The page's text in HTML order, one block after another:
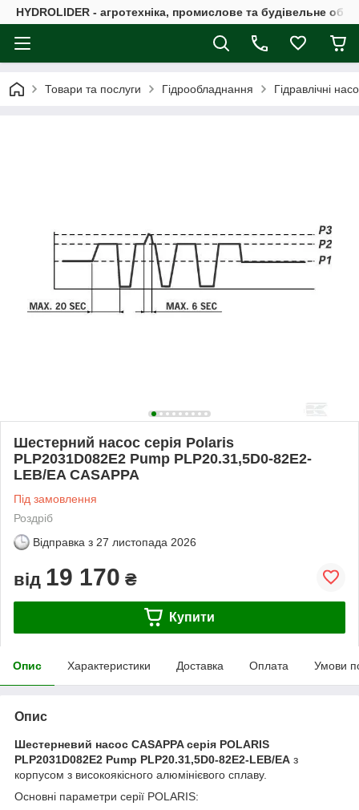
HYDROLIDER - агротехніка, промислове та будівельне
Товари та послуги Гідрообладнання Гідравлічні
Шестерний насос серія Polaris
PLP2031D082E2 Pump PLP20.31,5D0-82E2-
LEB/EA CASAPPA
Під замовлення
Роздріб
Відправка з 27 листопада 2026
від 19 170 ₴
Купити
Опис Характеристики Доставка Оплата Умови
Опис
Шестерневий насос CASAPPA серія POLARIS
PLP2031D082E2 Pump PLP20.31,5D0-82E2-LEB/EA з
корпусом з високоякісного алюмінієвого сплаву.
Основні параметри серії POLARIS: